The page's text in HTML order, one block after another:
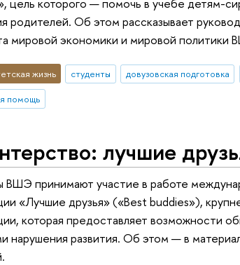
родителей. Об этом рассказывает
мировой экономики и мировой политики
жизнь студенты довузовская подготовка
помощь
лучшие
ВШЭ принимают участие в работе
«Лучшие друзья» («Best buddies»),
которая предоставляет возможности
нарушения развития. Об этом — в